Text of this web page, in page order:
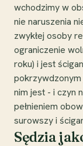
wchodzimy w
nie naruszenia
zwykłej osoby
ograniczenie
roku) i jest
nim jest - i czyn
pełnieniem
surowszy i
Sędzia